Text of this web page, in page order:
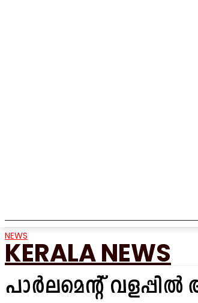
NEWS
KERALA NEWS
പാർലമെന്റ്